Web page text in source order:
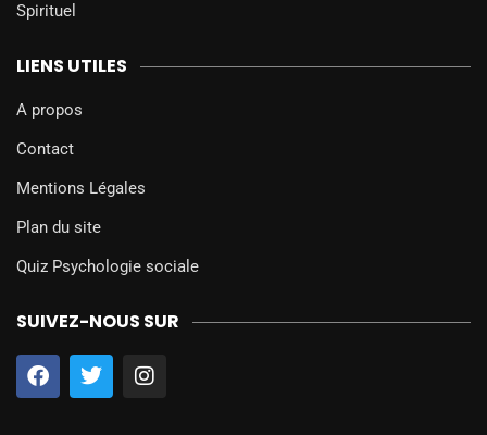
Spirituel
LIENS UTILES
A propos
Contact
Mentions Légales
Plan du site
Quiz Psychologie sociale
SUIVEZ-NOUS SUR